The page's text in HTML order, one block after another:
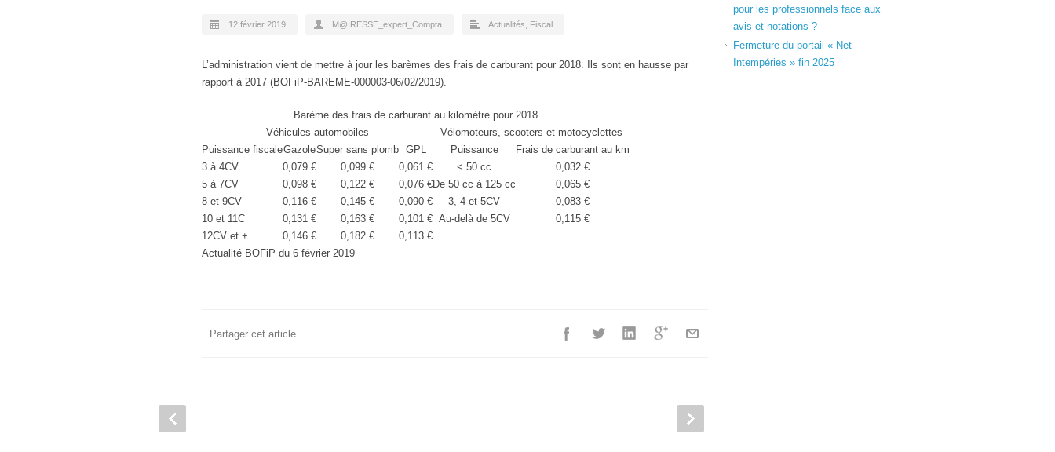
12 février 2019 M@IRESSE_expert_Compta Actualités Fiscal
L’administration vient de mettre à jour les barèmes des frais de carburant pour 2018. Ils sont en hausse par
rapport à 2017 (BOFiP-BAREME-000003-06/02/2019).
Barème des frais de carburant au kilomètre pour 2018
Véhicules automobiles
Vélomoteurs, scooters et motocyclettes
Puissance fiscaleGazoleSuper sans plomb GPL Puissance
Frais de carburant au km
3 à 4CV
0,079 € 0,099 € 0,061 € < 50 cc
0,032 €
5 à 7CV
0,098 € 0,122 € 0,076 €De 50 cc à 125 cc
0,065 €
8 et 9CV
0,116 € 0,145 € 0,090 € 3, 4 et 5CV
0,083 €
10 et 11C
0,131 € 0,163 € 0,101 € Au-delà de 5CV
0,115 €
12CV et +
0,146 € 0,182 €
0,113 €
Actualité BOFiP du 6 février 2019
Partager cet article
pour les professionnels face aux
avis et notations ?
Fermeture du portail « Net-
Intempéries » fin 2025